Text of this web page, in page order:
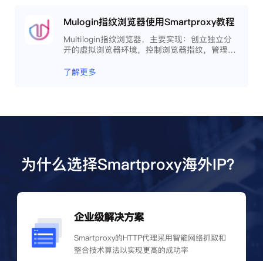
Mulogin指纹浏览器使用Smartproxy教程
Multilogin指纹浏览器，主要实现：创立独立分
开的虚拟浏览器环境，控制浏览器指纹，管理多
程，开发网络自动化等。
了解更多
为什么选择Smartproxy海外IP？
企业级解决方案
Smartproxy的HTTP代理采用智能网络抓取和
整合技术算法以实现更高的成功率